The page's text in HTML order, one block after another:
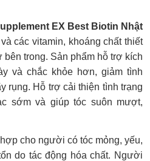
EX Best Biotin Nhật
các vitamin, khoáng chất thiết
trong. Sản phẩm hỗ trợ kích
và chắc khỏe hơn, giảm tình
rụng. Hỗ trợ cải thiện tình trạng
sớm và giúp tóc suôn mượt,
cho người có tóc mỏng, yếu,
do tác động hóa chất. Người